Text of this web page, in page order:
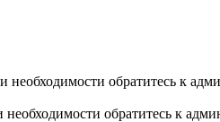
обратитесь к
обратитесь к